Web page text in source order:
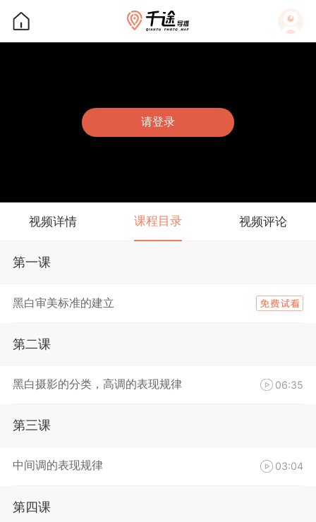
请登录
视频详情 课程目录 视频评论
第一课
黑白审美标准的建立
第二课
黑白摄影的分类，高调的表现规律 06:35
第三课
中间调的表现规律 03:04
第四课